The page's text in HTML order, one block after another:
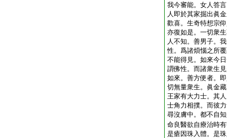
我今審能。女人答
人即於其家掘出眞
歡喜。生奇特想宗
亦復如是。一切衆
人不知。善男子。
性。爲諸煩惱之所
不能得見。如來今
謂佛性。而諸衆生
如來。善方便者。
切無量衆生。眞金
王家有大力士。其
士角力相撲。而彼
尋沒膚中。都不自
命良醫欲自療治時
是瘡因珠入體。是